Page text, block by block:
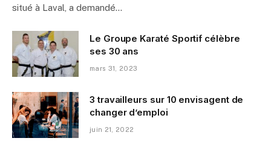
situé à Laval, a demandé…
Le Groupe Karaté Sportif célèbre
ses 30 ans
mars 31, 2023
3 travailleurs sur 10 envisagent de
changer d’emploi
juin 21, 2022